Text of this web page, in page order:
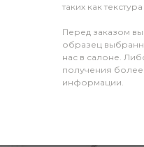
таких как
Перед заказом
образец
нас в салоне.
получения
информации.